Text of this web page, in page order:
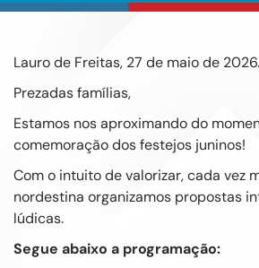
Lauro de Freitas, 27 de maio de 2026.
Prezadas famílias,
Estamos nos aproximando do
comemoração dos festejos juninos!
Com o intuito de valorizar, cada vez
nordestina organizamos propostas
lúdicas.
Segue abaixo a programação: